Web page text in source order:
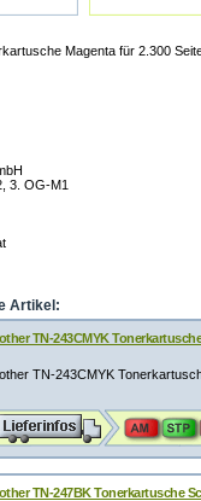
Magenta für 2.300
3. OG-M1
Artikel:
TN-243CMYK
TN-243CMYK
TN-247BK Tonerkartusche